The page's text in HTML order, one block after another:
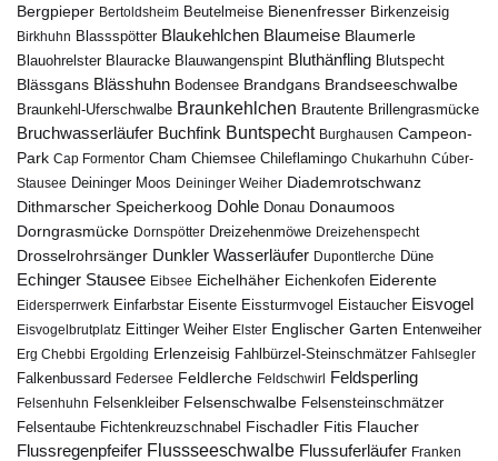
Bergpieper Bertoldsheim Beutelmeise Bienenfresser Birkenzeisig
Birkhuhn Blassspötter Blaukehlchen Blaumeise Blaumerle
Blauohrelster Blauracke Blauwangenspint Bluthänfling Blutspecht
Blässgans Blässhuhn Bodensee Brandgans Brandseeschwalbe
Braunkehl-Uferschwalbe Braunkehlchen Brautente Brillengrasmücke
Bruchwasserläufer Buchfink Buntspecht Burghausen Campeon-
Park Cap Formentor Cham Chiemsee Chileflamingo Chukarhuhn Cúber-
Stausee Deininger Moos Deininger Weiher Diademrotschwanz
Dithmarscher Speicherkoog Dohle Donau Donaumoos
Dorngrasmücke Dornspötter Dreizehenmöwe Dreizehenspecht
Drosselrohrsänger Dunkler Wasserläufer Dupontlerche Düne
Echinger Stausee Eibsee Eichelhäher Eichenkofen Eiderente
Eidersperrwerk Einfarbstar Eisente Eissturmvogel Eistaucher Eisvogel
Eisvogelbrutplatz Eittinger Weiher Elster Englischer Garten Entenweiher
Erg Chebbi Ergolding Erlenzeisig Fahlbürzel-Steinschmätzer Fahlsegler
Falkenbussard Federsee Feldlerche Feldschwirl Feldsperling
Felsenhuhn Felsenkleiber Felsenschwalbe Felsensteinschmätzer
Felsentaube Fichtenkreuzschnabel Fischadler Fitis Flaucher
Flussregenpfeifer Flussseeschwalbe Flussuferläufer Franken